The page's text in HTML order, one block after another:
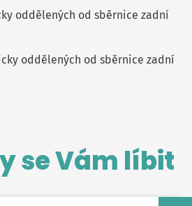
oddělených od sběrnice zadní
oddělených od sběrnice zadní
se Vám líbit